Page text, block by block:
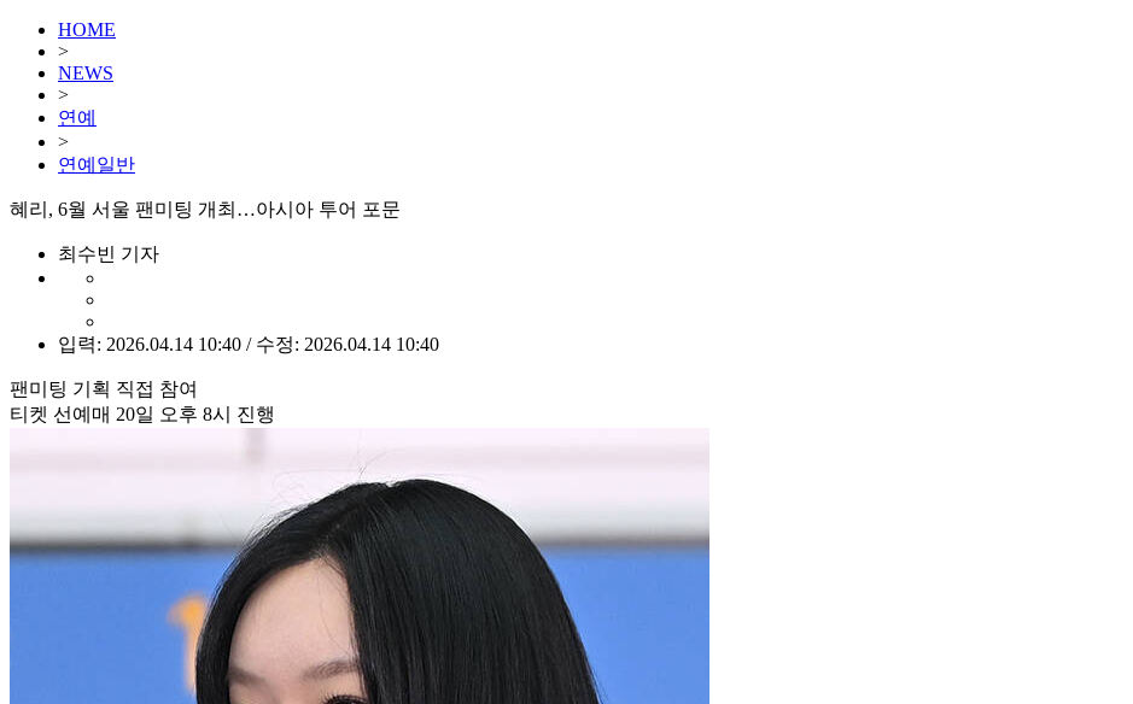
HOME
>
NEWS
>
연예
>
연예일반
혜리, 6월 서울 팬미팅 개최…아시아 투어 포문
최수빈 기자
입력: 2026.04.14 10:40 / 수정: 2026.04.14 10:40
팬미팅 기획 직접 참여
티켓 선예매 20일 오후 8시 진행